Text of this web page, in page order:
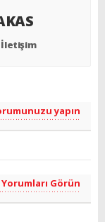
İletişim
yapın
Görün